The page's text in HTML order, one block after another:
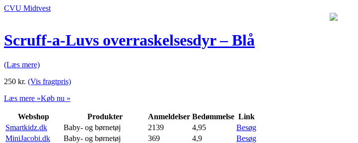
CVU Midtvest
Scruff-a-Luvs overraskelsesdyr – Blå
(Læs mere)
250 kr. (Vis fragtpris)
Læs mere »Køb nu »
Webshop Produkter Anmeldelser Bedømmelse Link
Smartkidz.dk
Baby- og børnetøj 2139 4,95
Besøg
MiniJacobi.dk
Baby- og børnetøj 369 4,9
Besøg